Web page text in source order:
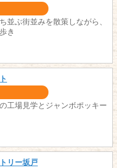
並ぶ街並みを散策しながら、
き
工場見学とジャンボポッキー
リー坂戸